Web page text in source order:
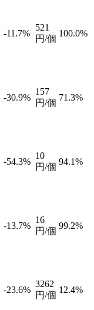
-11.7%
521
円/個
100.0%
-30.9%
157
円/個
71.3%
-54.3%
10
円/個
94.1%
-13.7%
16
円/個
99.2%
-23.6%
3262
円/個
12.4%